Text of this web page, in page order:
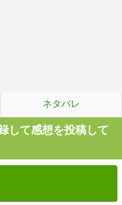
ネタバレ
して感想を投稿して